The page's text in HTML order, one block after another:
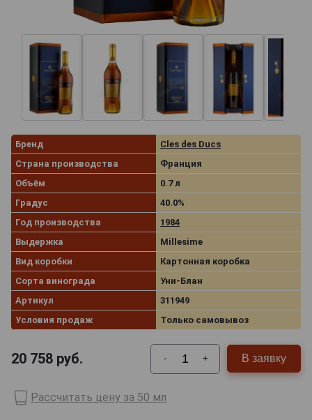
Бренд
Cles des Ducs
Страна производства
Франция
Объём
0.7 л
Градус
40.0%
Год производства
1984
Выдержка
Millesime
Вид коробки
Картонная коробка
Сорта винограда
Уни-Блан
Артикул
311949
Условия продаж
Только самовывоз
20 758 руб. - + В заявку
Рассчитать цену за 50 мл